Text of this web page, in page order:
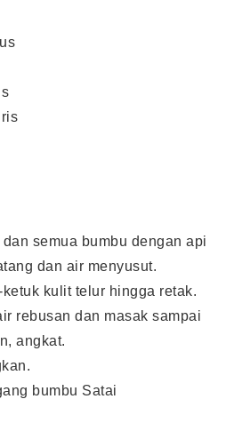
semua bumbu dengan api
dan air menyusut.
kulit telur hingga retak.
rebusan dan masak sampai
angkat.
bumbu Satai